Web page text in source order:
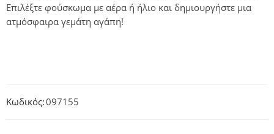
Επιλέξτε φούσκωμα με αέρα ή ήλιο και δημιουργήστε μια
ατμόσφαιρα γεμάτη αγάπη!
Κωδικός:097155